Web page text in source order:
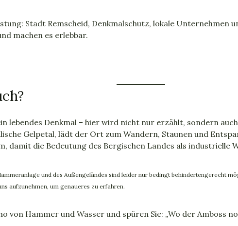
Stadt Remscheid, Denkmalschutz, lokale Unternehmen
machen es erlebbar.
lebendes Denkmal – hier wird nicht nur erzählt, sondern
Gelpetal, lädt der Ort zum Wandern, Staunen und
damit die Bedeutung des Bergischen Landes als industrielle
und des Außengeländes sind leider nur bedingt behindertengerecht
aufzunehmen, um genaueres zu erfahren.
von Hammer und Wasser und spüren Sie: „Wo der Amboss